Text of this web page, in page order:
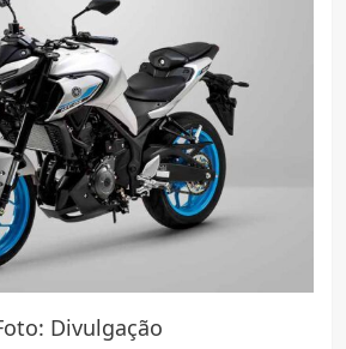
Divulgação